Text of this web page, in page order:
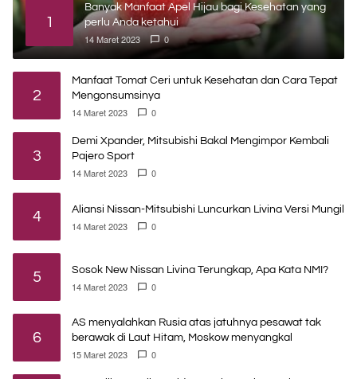
1
Banyak Manfaat Apel Hijau bagi Kesehatan yang
perlu Anda ketahui
14 Maret 2023 0
2
Manfaat Tomat Ceri untuk Kesehatan dan Cara Tepat
Mengonsumsinya
14 Maret 2023 0
3
Demi Xpander, Mitsubishi Bakal Mengimpor Kembali
Pajero Sport
14 Maret 2023 0
4 Aliansi Nissan-Mitsubishi Luncurkan Livina Versi Mungil
14 Maret 2023 0
5 Sosok New Nissan Livina Terungkap, Apa Kata NMI?
14 Maret 2023 0
6
AS menyalahkan Rusia atas jatuhnya pesawat tak
berawak di Laut Hitam, Moskow menyangkal
15 Maret 2023 0